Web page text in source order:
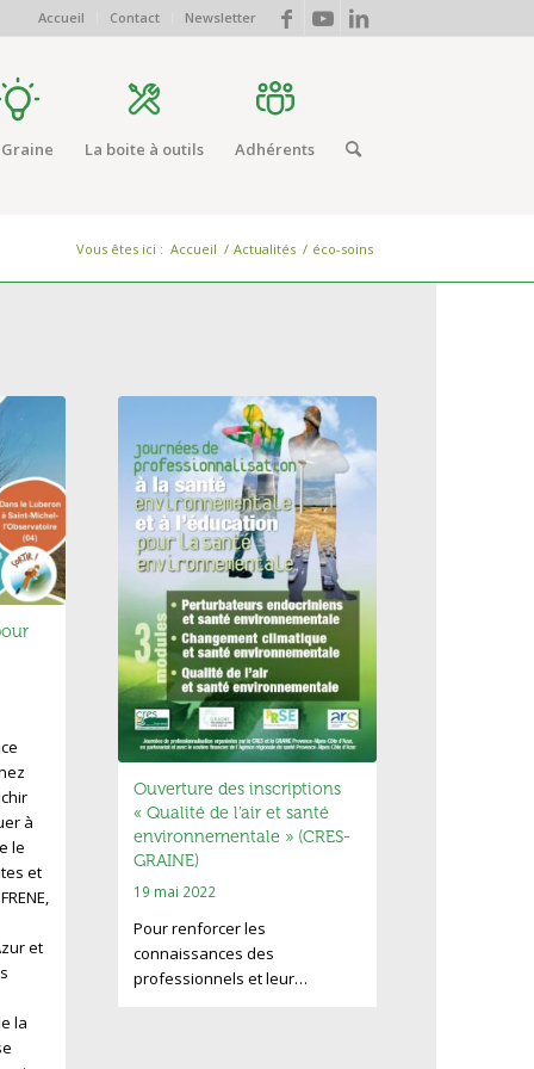
Accueil Contact Newsletter
La boite à outils Adhérents
Vous êtes ici : Accueil / Actualités / éco-soins
à
le
et
et
la
Ouverture des inscriptions
« Qualité de l’air et santé
environnementale » (CRES-
GRAINE)
19 mai 2022
Pour renforcer les
connaissances des
professionnels et leur…